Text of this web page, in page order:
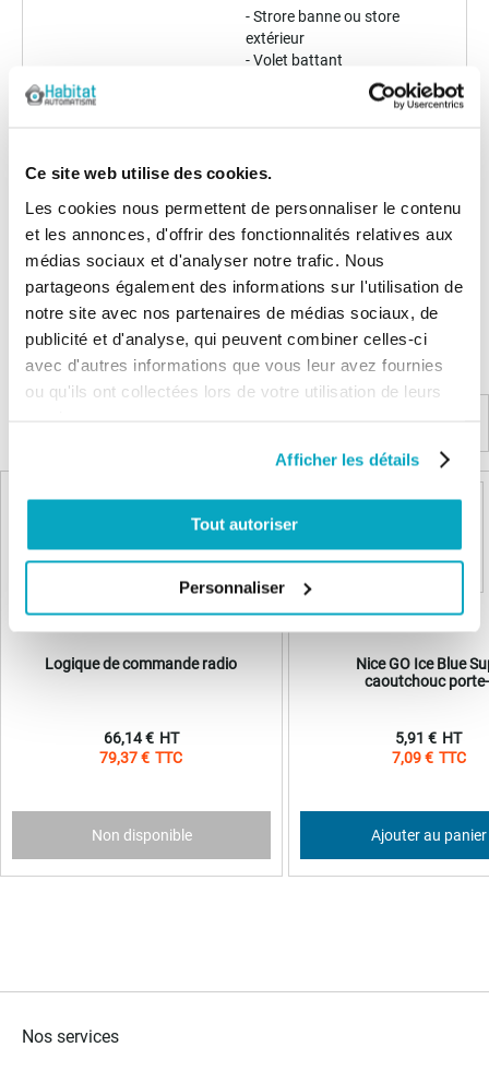
Ce site web utilise des cookies.
Les cookies nous permettent de personnaliser le contenu
et les annonces, d'offrir des fonctionnalités relatives aux
médias sociaux et d'analyser notre trafic. Nous
partageons également des informations sur l'utilisation de
notre site avec nos partenaires de médias sociaux, de
publicité et d'analyse, qui peuvent combiner celles-ci
avec d'autres informations que vous leur avez fournies
ou qu'ils ont collectées lors de votre utilisation de leurs
Afficher les détails
Tout autoriser
Personnaliser
- Strore banne ou store
extérieur
- Volet battant
Il n'y a pas encore d'avis sur ce produit
Les questions / réponses
Pas encore de questions
Connectez vous pour poser votre question
Logique de commande radio
79,37 €
66,14 €
Non disponible
Nice GO Ice Blue
caoutchouc
7,09 €
5,91 €
Ajouter au panier
Nos services